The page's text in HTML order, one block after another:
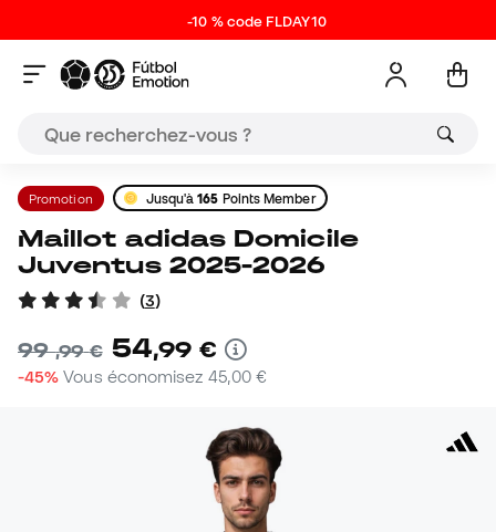
-10 % code FLDAY10
Promotion Jusqu'à165 Points Member
Maillot adidas Domicile
Juventus 2025-2026
(3)
99,99 € 54,99 €
-45% Vous économisez 45,00 €